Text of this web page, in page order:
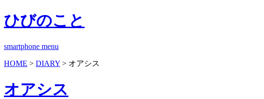
ひびのこと
smartphone menu
HOME > DIARY > オアシス
オアシス